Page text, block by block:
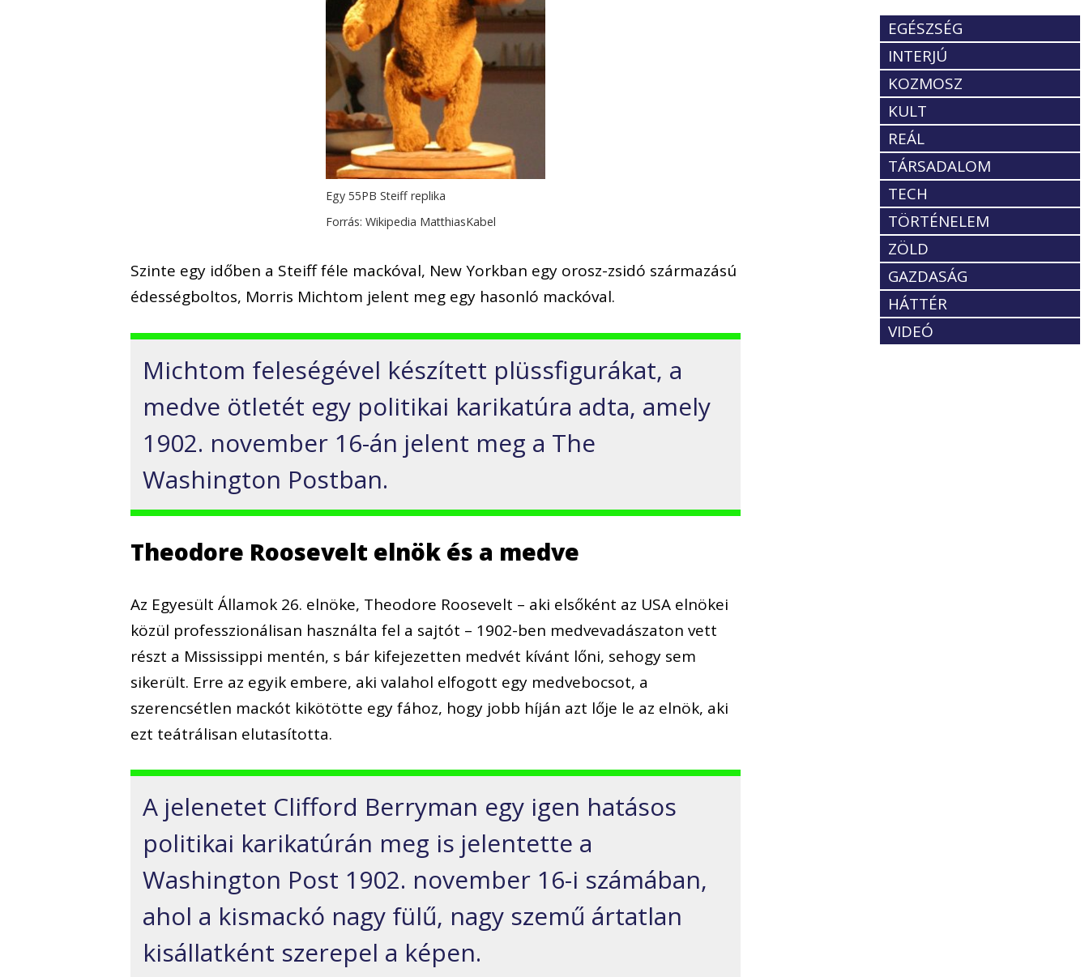
Egy 55PB Steiff replika
Forrás: Wikipedia MatthiasKabel
Szinte egy időben a Steiff féle mackóval, New Yorkban egy orosz-zsidó származású
édességboltos, Morris Michtom jelent meg egy hasonló mackóval.
Michtom feleségével készített plüssfigurákat, a
medve ötletét egy politikai karikatúra adta, amely
1902. november 16-án jelent meg a The
Washington Postban.
Theodore Roosevelt elnök és a medve
Az Egyesült Államok 26. elnöke, Theodore Roosevelt – aki elsőként az USA elnökei
közül professzionálisan használta fel a sajtót – 1902-ben medvevadászaton vett
részt a Mississippi mentén, s bár kifejezetten medvét kívánt lőni, sehogy sem
sikerült. Erre az egyik embere, aki valahol elfogott egy medvebocsot, a
szerencsétlen mackót kikötötte egy fához, hogy jobb híján azt lője le az elnök, aki
ezt teátrálisan elutasította.
A jelenetet Clifford Berryman egy igen hatásos
politikai karikatúrán meg is jelentette a
Washington Post 1902. november 16-i számában,
ahol a kismackó nagy fülű, nagy szemű ártatlan
kisállatként szerepel a képen.
EGÉSZSÉG
INTERJÚ
KOZMOSZ
KULT
REÁL
TÁRSADALOM
TECH
TÖRTÉNELEM
ZÖLD
GAZDASÁG
HÁTTÉR
VIDEÓ